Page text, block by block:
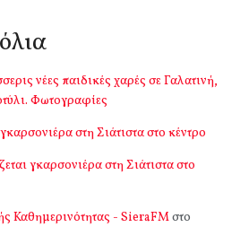
νέες παιδικές χαρές σε Γαλατινή,
Φωτογραφίες
στη Σιάτιστα στο κέντρο
γκαρσονιέρα στη Σιάτιστα στο
Καθημερινότητας - SieraFMστο